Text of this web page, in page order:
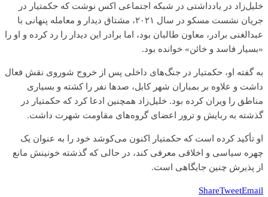
خلیل‌زاد در یادداشتی در شبکه اجتماعی اکس نوشت که حکمتیار در
جریان نشست مسکو در سال ۲۰۲۱، مشتاق دیدار و معامله پنهانی با
عبدالغنی برادر، معاون طالبان بود، اما برادر این دیدار را رد کرده و او را
«بسیار فاسد و خائن» خوانده بود.
به گفته او، حکمتیار در جنگ‌های داخلی پس از خروج شوروی نقش فعال
داشت و علاوه بر بمباران شهر کابل، صدها نفر را کشته و بسیاری
مناطق را ویران کرده بود. خلیل‌زاد همچنین ادعا کرد که حکمتیار در
گذشته به ربایش و ترور اعضای گروه‌های مقاومت شهرت داشت.
او تأکید کرده است که حکمتیار اکنون می‌کوشد خود را به عنوان یک
چهره سیاسی و اخلاقی معرفی کند، در حالی که گذشته خونینش مانع
از پذیرش چنین جایگاهی است.
ShareTweetEmail